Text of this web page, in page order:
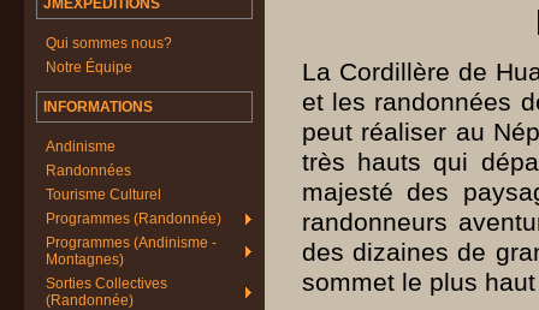
JMEXPEDITIONS
Qui sommes nous?
Notre Équipe
INFORMATIONS
Andinisme
Randonnées
Tourisme Culturel
Programmes (Randonnée)
Programmes (Andinisme -
Montagnes)
Sorties Collectives
(Randonnée)
La Cordillère de
et les randonnées
peut réaliser au
très hauts qui
majesté des
randonneurs
des dizaines de
sommet le plus